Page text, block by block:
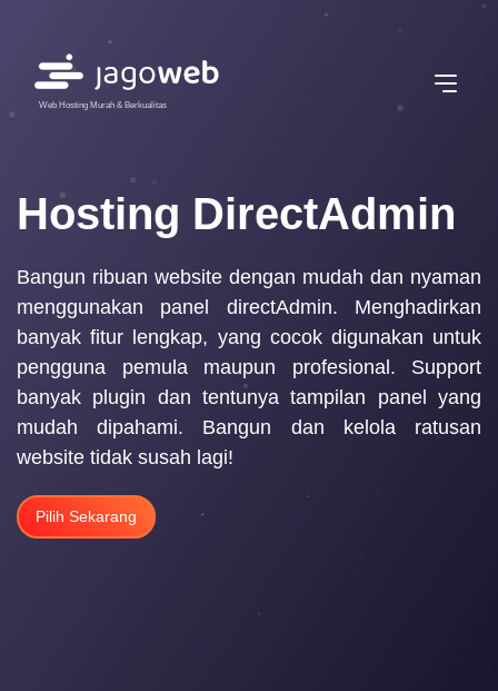
Web Hosting Murah & Berkualitas
Hosting DirectAdmin
Bangun ribuan website dengan mudah dan nyaman
menggunakan panel directAdmin. Menghadirkan
banyak fitur lengkap, yang cocok digunakan untuk
pengguna pemula maupun profesional. Support
banyak plugin dan tentunya tampilan panel yang
mudah dipahami. Bangun dan kelola ratusan
website tidak susah lagi!
Pilih Sekarang